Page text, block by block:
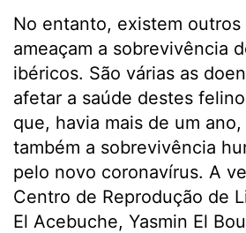
No entanto, existem outros
ameaçam a sobrevivência
ibéricos. São várias as
afetar a saúde destes
que, havia mais de um ano,
também a sobrevivência
pelo novo coronavírus. A
Centro de Reprodução de
El Acebuche, Yasmin El